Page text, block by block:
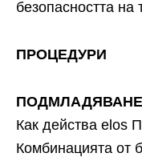
безопасността на
ПРОЦЕДУРИ
ПОДМЛАДЯВАНЕ
Как действа elos
Комбинацията от